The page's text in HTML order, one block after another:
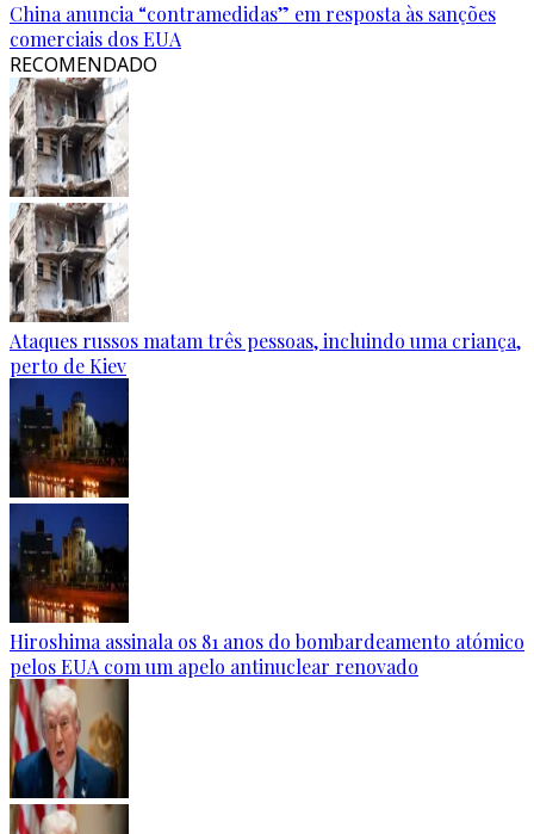
China anuncia “contramedidas” em resposta às sanções
comerciais dos EUA
RECOMENDADO
Ataques russos matam três pessoas, incluindo uma criança,
perto de Kiev
Hiroshima assinala os 81 anos do bombardeamento atómico
pelos EUA com um apelo antinuclear renovado